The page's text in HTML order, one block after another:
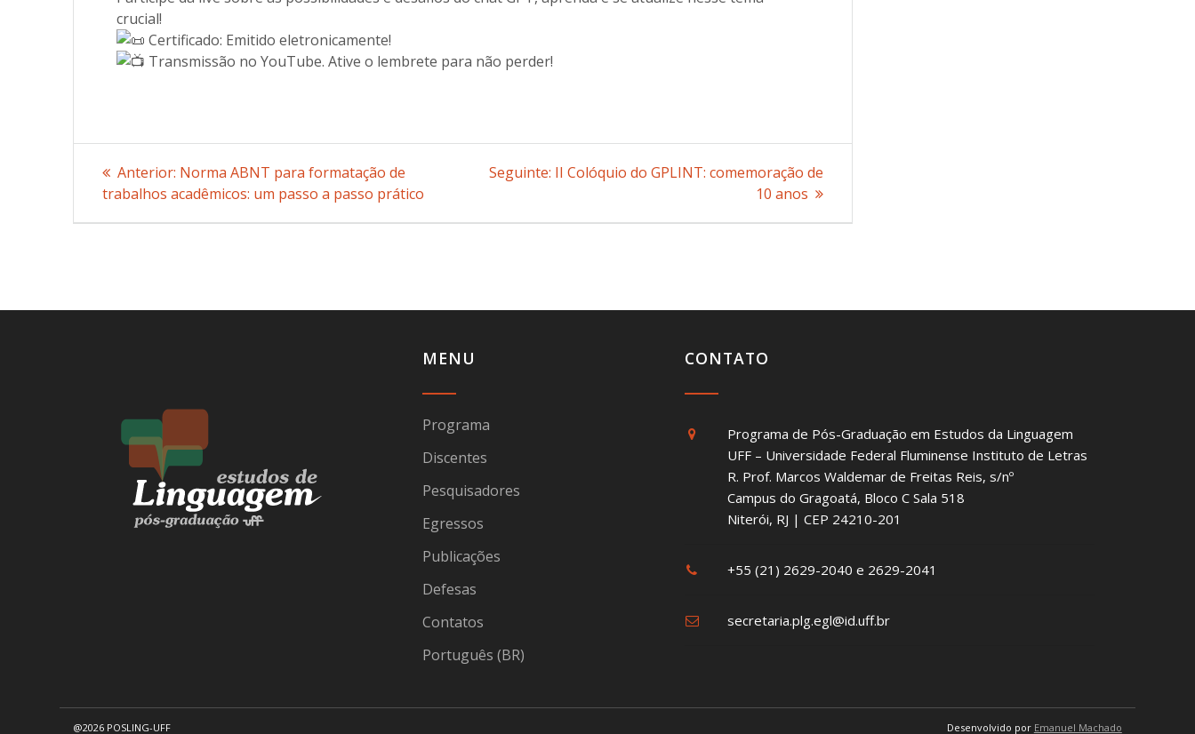
crucial!
Certificado: Emitido eletronicamente!
Transmissão no YouTube. Ative o lembrete para não perder!
Navegação
de
Anterior: Post
anterior:
Norma ABNT para formatação de
trabalhos acadêmicos: um passo a passo prático
Seguinte: Post
II Colóquio do GPLINT: comemoração de
10 anos
MENU
Programa
Discentes
Pesquisadores
Egressos
Publicações
Defesas
Contatos
Português (BR)
CONTATO
Programa de Pós-Graduação em Estudos da Linguagem
UFF – Universidade Federal Fluminense Instituto de Letras
R. Prof. Marcos Waldemar de Freitas Reis, s/nº
Campus do Gragoatá, Bloco C Sala 518
Niterói, RJ | CEP 24210-201
+55 (21) 2629-2040 e 2629-2041
secretaria.plg.egl@id.uff.br
@2026 POSLING-UFF Desenvolvido por Emanuel Machado